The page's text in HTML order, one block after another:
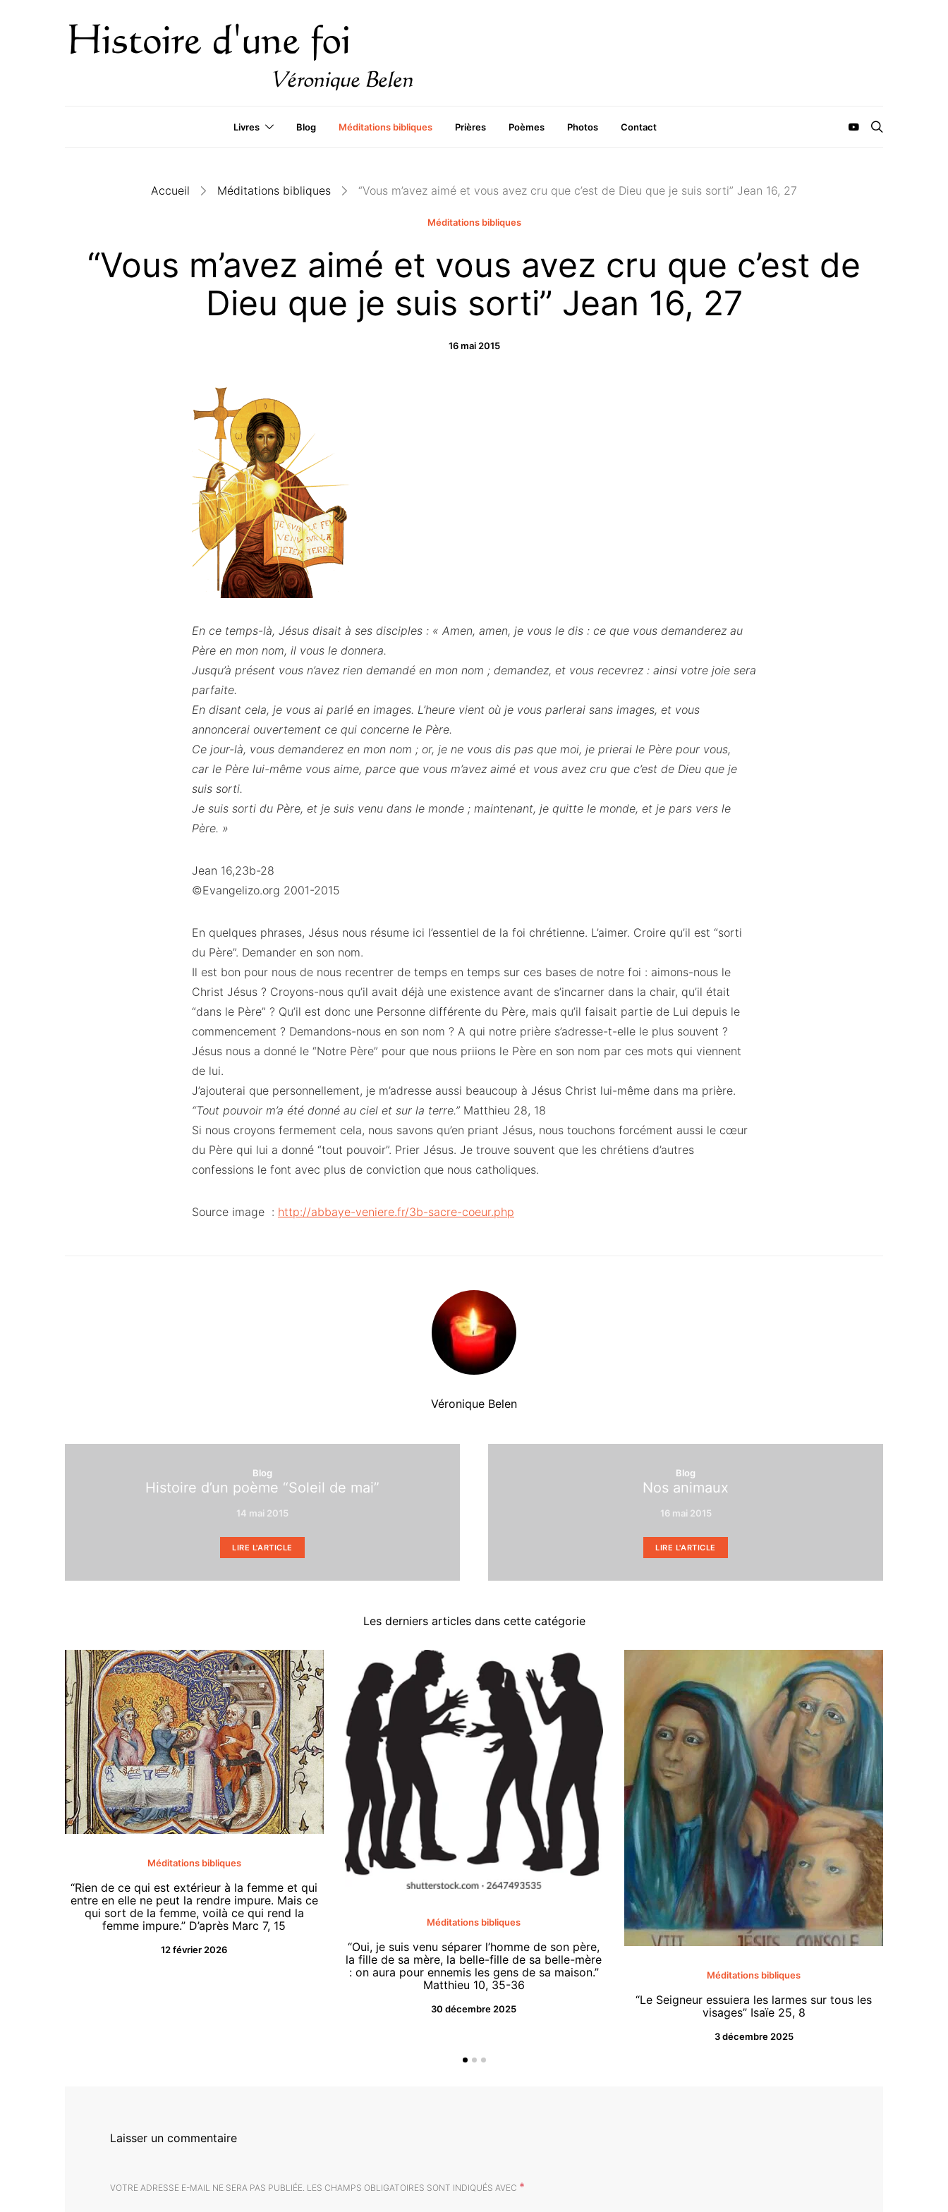
Livres Blog Méditations bibliques Prières Poèmes Photos Contact
Accueil Méditations bibliques “Vous m’avez aimé et vous avez cru que c’est de Dieu que je suis sorti” Jean 16, 27
Méditations bibliques
“Vous m’avez aimé et vous avez cru que c’est de
Dieu que je suis sorti” Jean 16, 27
16 mai 2015
En ce temps-là, Jésus disait à ses disciples : « Amen, amen, je vous le dis : ce que vous demanderez au
Père en mon nom, il vous le donnera.
Jusqu’à présent vous n’avez rien demandé en mon nom ; demandez, et vous recevrez : ainsi votre joie sera
parfaite.
En disant cela, je vous ai parlé en images. L’heure vient où je vous parlerai sans images, et vous
annoncerai ouvertement ce qui concerne le Père.
Ce jour-là, vous demanderez en mon nom ; or, je ne vous dis pas que moi, je prierai le Père pour vous,
car le Père lui-même vous aime, parce que vous m’avez aimé et vous avez cru que c’est de Dieu que je
suis sorti.
Je suis sorti du Père, et je suis venu dans le monde ; maintenant, je quitte le monde, et je pars vers le
Père. »
Jean 16,23b-28
©Evangelizo.org 2001-2015
En quelques phrases, Jésus nous résume ici l’essentiel de la foi chrétienne. L’aimer. Croire qu’il est “sorti
du Père”. Demander en son nom.
Il est bon pour nous de nous recentrer de temps en temps sur ces bases de notre foi : aimons-nous le
Christ Jésus ? Croyons-nous qu’il avait déjà une existence avant de s’incarner dans la chair, qu’il était
“dans le Père” ? Qu’il est donc une Personne différente du Père, mais qu’il faisait partie de Lui depuis le
commencement ? Demandons-nous en son nom ? A qui notre prière s’adresse-t-elle le plus souvent ?
Jésus nous a donné le “Notre Père” pour que nous priions le Père en son nom par ces mots qui viennent
de lui.
J’ajouterai que personnellement, je m’adresse aussi beaucoup à Jésus Christ lui-même dans ma prière.
“Tout pouvoir m’a été donné au ciel et sur la terre.” Matthieu 28, 18
Si nous croyons fermement cela, nous savons qu’en priant Jésus, nous touchons forcément aussi le cœur
du Père qui lui a donné “tout pouvoir”. Prier Jésus. Je trouve souvent que les chrétiens d’autres
confessions le font avec plus de conviction que nous catholiques.
Source image : http://abbaye-veniere.fr/3b-sacre-coeur.php
Véronique Belen
Blog
Histoire d’un poème “Soleil de mai”
14 mai 2015
LIRE L'ARTICLE
Blog
Nos animaux
16 mai 2015
LIRE L'ARTICLE
Les derniers articles dans cette catégorie
Méditations bibliques
“Rien de ce qui est extérieur à la femme et qui
entre en elle ne peut la rendre impure. Mais ce
qui sort de la femme, voilà ce qui rend la
femme impure.” D’après Marc 7, 15
12 février 2026
Méditations bibliques
“Oui, je suis venu séparer l’homme de son père,
la fille de sa mère, la belle-fille de sa belle-mère
: on aura pour ennemis les gens de sa maison.”
Matthieu 10, 35-36
30 décembre 2025
Méditations bibliques
“Le Seigneur essuiera les larmes sur tous les
visages” Isaïe 25, 8
3 décembre 2025
Laisser un commentaire
VOTRE ADRESSE E-MAIL NE SERA PAS PUBLIÉE. LES CHAMPS OBLIGATOIRES SONT INDIQUÉS AVEC *